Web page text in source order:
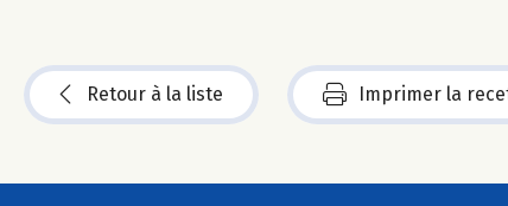
Retour à la liste Imprimer la